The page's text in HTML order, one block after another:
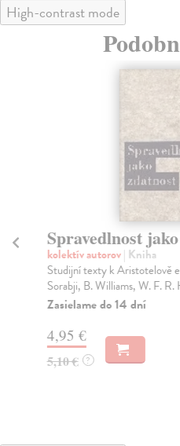
High-contrast mode
Spravedlnost
kolektív autorov| Kniha
Studijní texty k Aristotelově
Sorabji, B. Williams, W. F. R.
Zasielame do 14 dní
4,95 €
5,10 € ?